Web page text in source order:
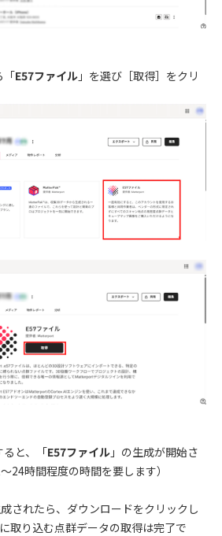
「E57ファイル 」 を選び［取得］をクリ
ると、「E57ファイル 」の生成が開始さ
～24時間程度の時間を要します）
成されたら、ダウンロードをクリックし
に取り込む点群データの取得は完了で